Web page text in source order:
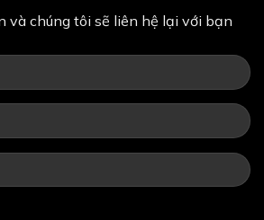
và chúng tôi sẽ liên hệ lại với bạn